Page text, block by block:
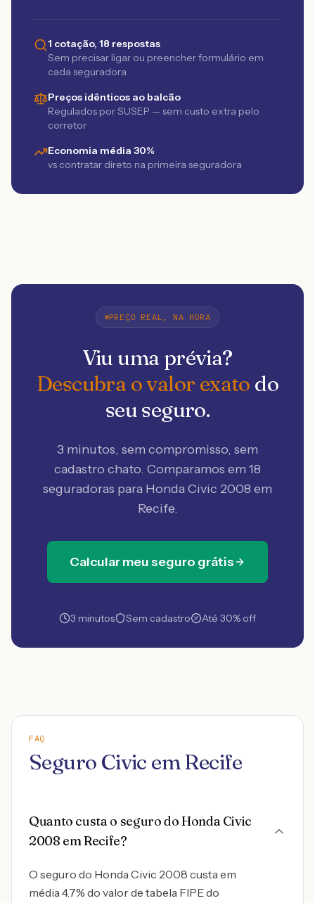
1 cotação, 18 respostas
Sem precisar ligar ou preencher formulário em
cada seguradora
Preços idênticos ao balcão
Regulados por SUSEP — sem custo extra pelo
corretor
Economia média 30%
vs contratar direto na primeira seguradora
PREÇO REAL, NA HORA
Viu uma prévia?
Descubra o valor exato do
seu seguro.
3 minutos, sem compromisso, sem
cadastro chato. Comparamos em 18
seguradoras para Honda Civic 2008 em
Recife.
Calcular meu seguro grátis
3 minutos Sem cadastro Até 30% off
FAQ
Seguro Civic em Recife
Quanto custa o seguro do Honda Civic
2008 em Recife?
O seguro do Honda Civic 2008 custa em
média 4.7% do valor de tabela FIPE do